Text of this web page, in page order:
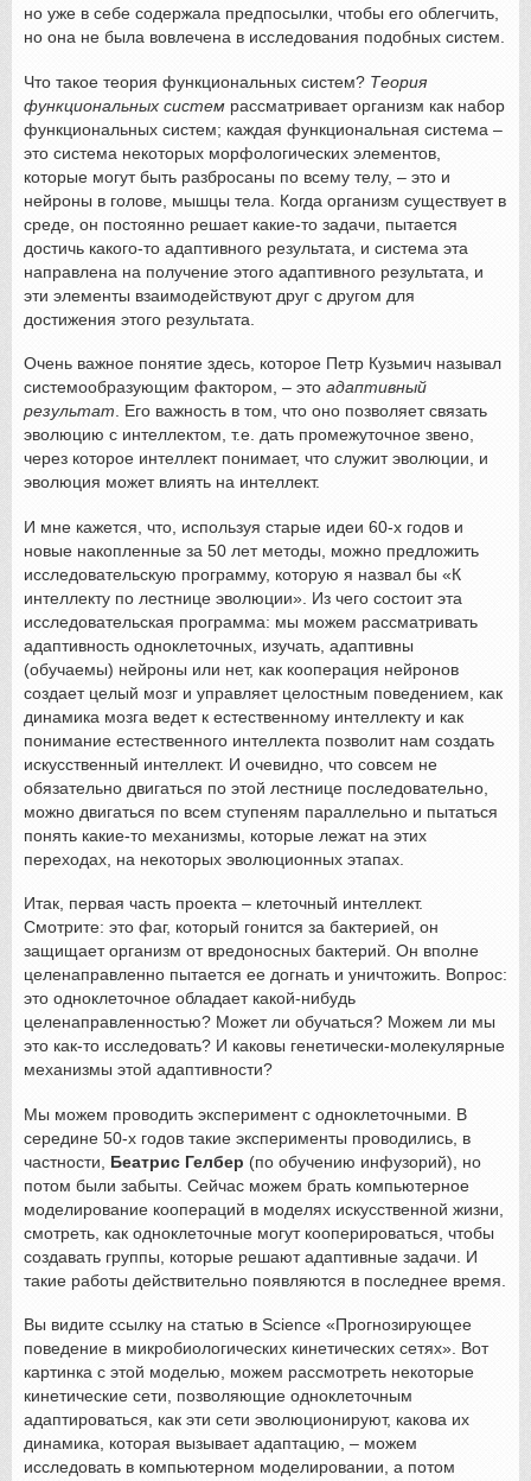
но уже в себе содержала предпосылки, чтобы его облегчить,
но она не была вовлечена в исследования подобных систем.
Что такое теория функциональных систем? Теория
функциональных системрассматривает организм как набор
функциональных систем; каждая функциональная система –
это система некоторых морфологических элементов,
которые могут быть разбросаны по всему телу, – это и
нейроны в голове, мышцы тела. Когда организм существует в
среде, он постоянно решает какие-то задачи, пытается
достичь какого-то адаптивного результата, и система эта
направлена на получение этого адаптивного результата, и
эти элементы взаимодействуют друг с другом для
достижения этого результата.
Очень важное понятие здесь, которое Петр Кузьмич называл
системообразующим фактором, – это адаптивный
результат . Его важность в том, что оно позволяет связать
эволюцию с интеллектом, т.е. дать промежуточное звено,
через которое интеллект понимает, что служит эволюции, и
эволюция может влиять на интеллект.
И мне кажется, что, используя старые идеи 60-х годов и
новые накопленные за 50 лет методы, можно предложить
исследовательскую программу, которую я назвал бы «К
интеллекту по лестнице эволюции». Из чего состоит эта
исследовательская программа: мы можем рассматривать
адаптивность одноклеточных, изучать, адаптивны
(обучаемы) нейроны или нет, как кооперация нейронов
создает целый мозг и управляет целостным поведением, как
динамика мозга ведет к естественному интеллекту и как
понимание естественного интеллекта позволит нам создать
искусственный интеллект. И очевидно, что совсем не
обязательно двигаться по этой лестнице последовательно,
можно двигаться по всем ступеням параллельно и пытаться
понять какие-то механизмы, которые лежат на этих
переходах, на некоторых эволюционных этапах.
Итак, первая часть проекта – клеточный интеллект.
Смотрите: это фаг, который гонится за бактерией, он
защищает организм от вредоносных бактерий. Он вполне
целенаправленно пытается ее догнать и уничтожить. Вопрос:
это одноклеточное обладает какой-нибудь
целенаправленностью? Может ли обучаться? Можем ли мы
это как-то исследовать? И каковы генетически-молекулярные
механизмы этой адаптивности?
Мы можем проводить эксперимент с одноклеточными. В
середине 50-х годов такие эксперименты проводились, в
частности, Беатрис Гелбер (по обучению инфузорий), но
потом были забыты. Сейчас можем брать компьютерное
моделирование коопераций в моделях искусственной жизни,
смотреть, как одноклеточные могут кооперироваться, чтобы
создавать группы, которые решают адаптивные задачи. И
такие работы действительно появляются в последнее время.
Вы видите ссылку на статью в Science «Прогнозирующее
поведение в микробиологических кинетических сетях». Вот
картинка с этой моделью, можем рассмотреть некоторые
кинетические сети, позволяющие одноклеточным
адаптироваться, как эти сети эволюционируют, какова их
динамика, которая вызывает адаптацию, – можем
исследовать в компьютерном моделировании, а потом